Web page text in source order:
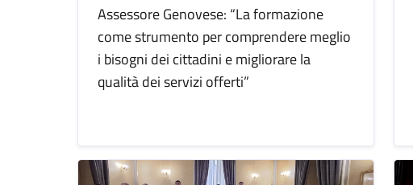
Assessore Genovese: “La formazione
come strumento per comprendere meglio
i bisogni dei cittadini e migliorare la
qualità dei servizi offerti”